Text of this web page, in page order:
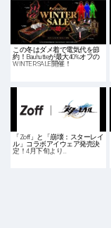
この冬はダメ着で電気代を節
約！Bauhutteが最大40%オフの
WINTER SALE開催！
「Zoff」と「崩壊：スターレイ
ル」コラボアイウェア発売決
定！4月下旬より…